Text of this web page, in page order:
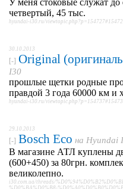
У меня стоковые служат до
четвертый, 45 тыс.
hyundai-i30.ru/
30.10.2013
[-] Original
I30
прошлые щетки родные
правдой 3 года 60000 км и
hyundai-i30.ru/
29.10.2013
[-] Bosch Eco на Hyundai
В магазине АТЛ куплены
(600+450) за 80грн.
великолепно.
i30.com.ua/threads/
%D0%BA%D0%B8-